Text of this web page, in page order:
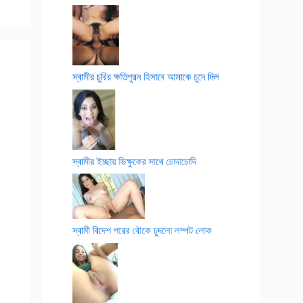
স্বামীর চুরির ক্ষতিপুরন হিসাবে আমাকে চুদে দিল
স্বামীর ইচ্ছায় ভিক্ষুকের সাথে চোদাচোদি
স্বামী বিদেশ পরের বৌকে চুদলো লম্পট লোক